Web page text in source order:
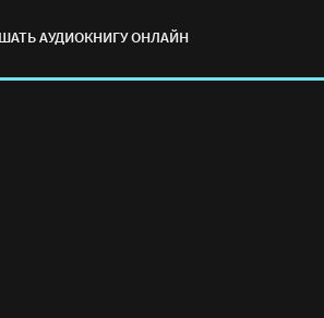
АУДИОКНИГУ ОНЛАЙН